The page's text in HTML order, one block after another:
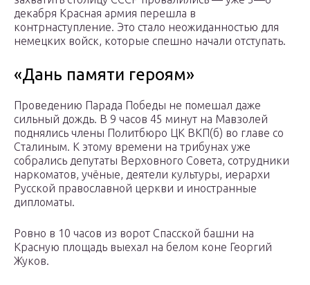
декабря Красная армия перешла в
контрнаступление. Это стало неожиданностью для
немецких войск, которые спешно начали отступать.
«Дань памяти героям»
Проведению Парада Победы не помешал даже
сильный дождь. В 9 часов 45 минут на Мавзолей
поднялись члены Политбюро ЦК ВКП(б) во главе со
Сталиным. К этому времени на трибунах уже
собрались депутаты Верховного Совета, сотрудники
наркоматов, учёные, деятели культуры, иерархи
Русской православной церкви и иностранные
дипломаты.
Ровно в 10 часов из ворот Спасской башни на
Красную площадь выехал на белом коне Георгий
Жуков.